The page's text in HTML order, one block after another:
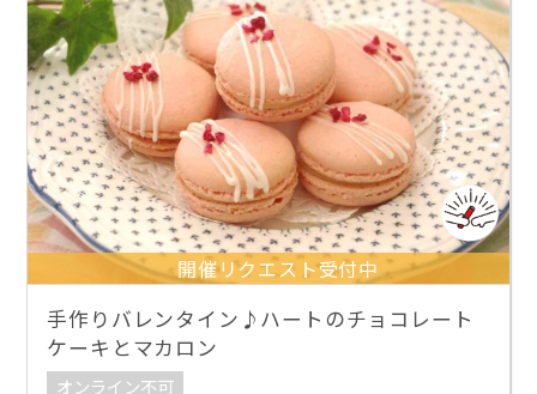
開催リクエスト受付中
手作りバレンタイン♪ハートのチョコレート
ケーキとマカロン
オンライン不可